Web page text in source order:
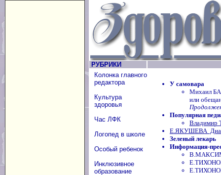
РУБРИКИ
Колонка главного
редактора
Культура
здоровья
Час ЛФК
Логопед в школе
Особый ребенок
Инклюзивное
образование
У самовара
Михаил
или
Популярная
Владимир
Е.ЯКУШЕВА
Зеленый лекарь
Информация-